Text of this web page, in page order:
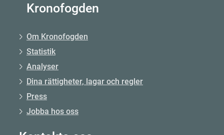
Kronofogden
Om Kronofogden
Statistik
Analyser
Dina rättigheter, lagar och regler
Press
Jobba hos oss